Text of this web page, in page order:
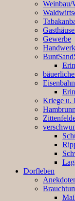
Weinbau/
Gewerbe
Handwerk
Eisenbahn
Kriege u.
Hambrunn
Dorfleben